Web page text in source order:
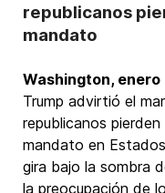
republicanos
mandato
Washington, enero
Trump advirtió el
republicanos
mandato en
gira bajo la sombra
la preocupación de